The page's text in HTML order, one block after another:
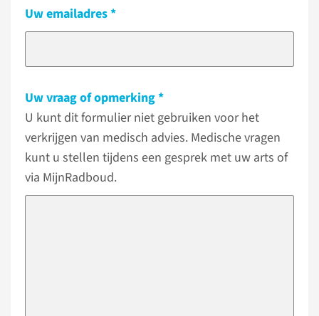
Uw emailadres
Uw vraag of opmerking
U kunt dit formulier niet gebruiken voor het
verkrijgen van medisch advies. Medische vragen
kunt u stellen tijdens een gesprek met uw arts of
via MijnRadboud.